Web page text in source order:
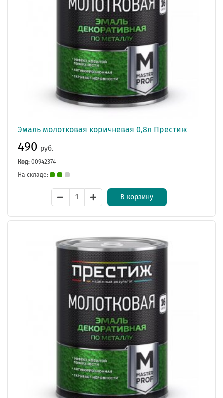
Эмаль молотковая коричневая 0,8л Престиж
490 руб.
Код: 00942374
На складе:
В корзину